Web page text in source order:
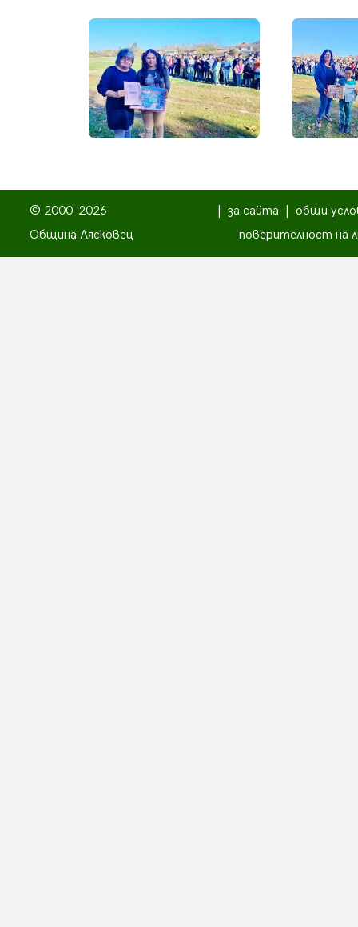
© 2000-2026
Община Лясковец
за сайта
общи
поверителност на